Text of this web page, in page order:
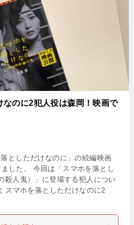
なのに2犯人役は森岡！映画で
としただけなのに」の続編映画
した。 今回は「スマホを落とし
殺人鬼）」に登場する犯人につい
スマホを落としただけなのに2